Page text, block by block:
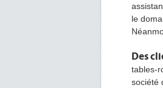
le
Des
tables-
société